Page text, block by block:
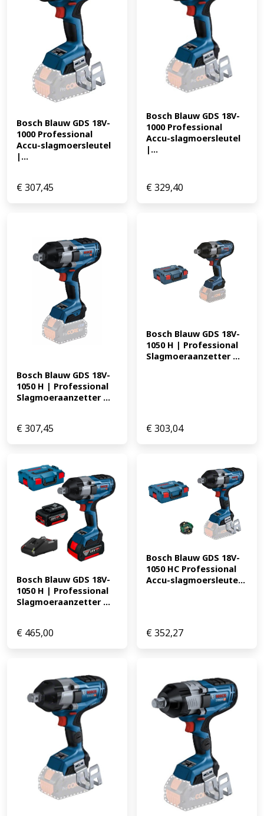
Bosch Blauw GDS 18V-
1000 Professional
Accu-slagmoersleutel
|...
€307,45
Bosch Blauw GDS 18V-
1000 Professional
Accu-slagmoersleutel
|...
€329,40
Bosch Blauw GDS 18V-
1050 H | Professional
Slagmoeraanzetter ...
€307,45
Bosch Blauw GDS 18V-
1050 H | Professional
Slagmoeraanzetter ...
€303,04
Bosch Blauw GDS 18V-
1050 H | Professional
Slagmoeraanzetter ...
€ 465,00
Bosch Blauw GDS 18V-
1050 HC Professional
Accu-slagmoersleute...
€352,27